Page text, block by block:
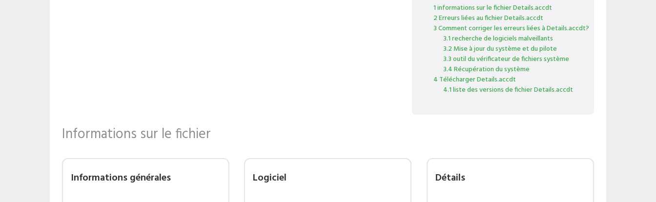
1 informations sur le fichier Details.accdt
2 Erreurs liées au fichier Details.accdt
3 Comment corriger les erreurs liées à Details.accdt?
3.1 recherche de logiciels malveillants
3.2 Mise à jour du système et du pilote
3.3 outil du vérificateur de fichiers système
3.4 Récupération du système
4 Télécharger Details.accdt
4.1 liste des versions de fichier Details.accdt
Informations sur le fichier
Informations générales Logiciel Détails